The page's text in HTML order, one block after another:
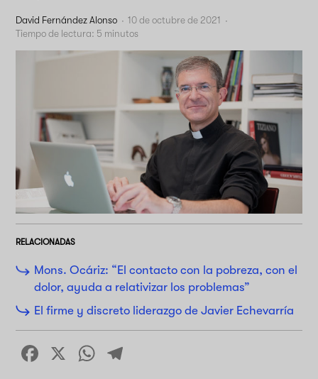
David Fernández Alonso · 10 de octubre de 2021 ·
Tiempo de lectura: 5 minutos
RELACIONADAS
Mons. Ocáriz: “El contacto con la pobreza, con el
dolor, ayuda a relativizar los problemas”
El firme y discreto liderazgo de Javier Echevarría
Facebook
X WhatsApp